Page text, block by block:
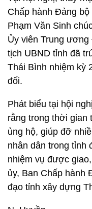
Chấp hành Đảng
Phạm Văn Sinh
Ủy viên Trung
tịch UBND tỉnh đã
Thái Bình nhiệm kỳ
đối.
Phát biểu tại hội
rằng trong thời
ủng hộ, giúp đỡ
nhân dân trong tỉnh
nhiệm vụ được
ủy, Ban Chấp hành
đạo tỉnh xây dựng